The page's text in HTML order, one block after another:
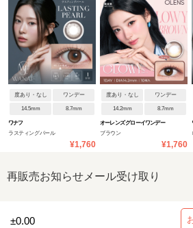
度あり・なし ワンデー
14.5mm 8.7mm
ワナフ
ラスティングパール
¥1,760
度あり・なし ワンデー
14.2mm 8.7mm
オーレンズ グローイワンデー
ブラウン
¥1,760
再販売お知らせメール受け取り
±0.00